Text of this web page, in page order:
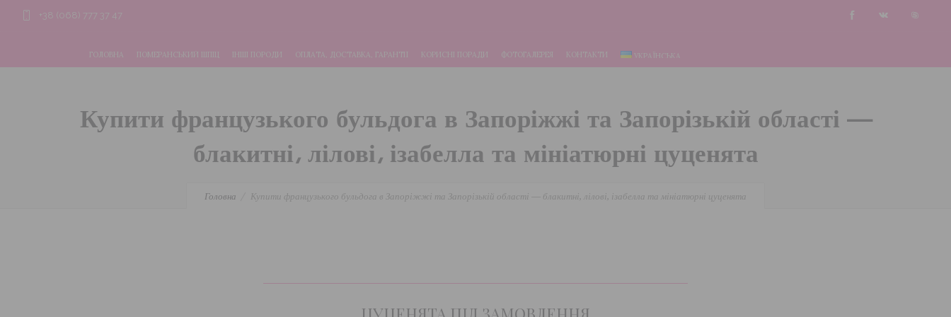
+38 (068) 777 37 47
ГОЛОВНА ПОМЕРАНСЬКИЙ ШПІЦ ІНШІ ПОРОДИ ОПЛАТА, ДОСТАВКА, ГАРАНТІЇ КОРИСНІ ПОРАДИ ФОТОГАЛЕРЕЯ КОНТАКТИ УКРАЇНСЬКА
Купити французького бульдога в Запоріжжі та Запорізькій області —
блакитні, лілові, ізабелла та мініатюрні цуценята
Головна Купити французького бульдога в Запоріжжі та Запорізькій області — блакитні, лілові, ізабелла та мініатюрні цуценята